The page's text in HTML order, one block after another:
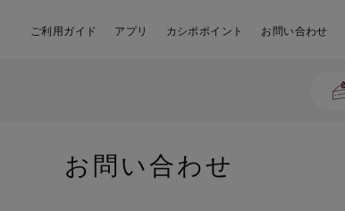
ご利用ガイド アプリ カシポポイント お問い合わせ
お問い合わせ